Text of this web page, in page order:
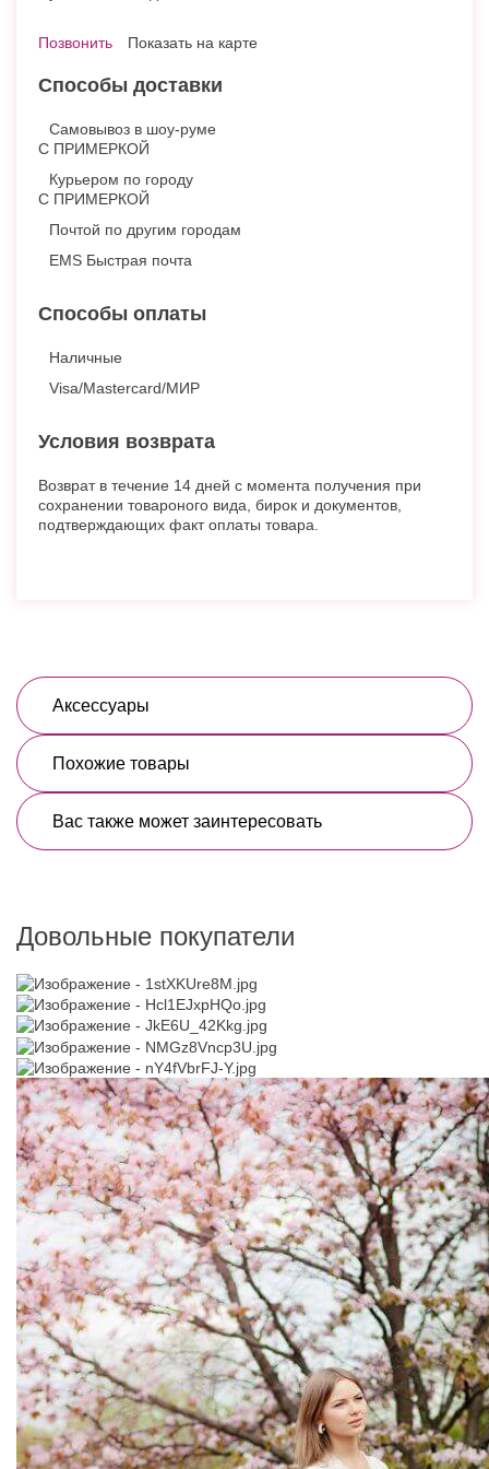
Позвонить Показать на карте
Способы доставки
Самовывоз в шоу-руме
С ПРИМЕРКОЙ
Курьером по городу
С ПРИМЕРКОЙ
Почтой по другим городам
EMS Быстрая почта
Способы оплаты
Наличные
Visa/Mastercard/МИР
Условия возврата
Возврат в течение 14 дней с момента получения при
сохранении товароного вида, бирок и документов,
подтверждающих факт оплаты товара.
Аксессуары
Похожие товары
Вас также может заинтересовать
Украшение для волос 35
В примерочную
Купить
TB114B o бордового цвета с
рисунком и многослойной юбкой
40 42 44 46 48
50 52
В примерочную
Akkona T - 201 прямого силуэта
цвета пыльной розы
В примерочную
Купить
Довольные покупатели